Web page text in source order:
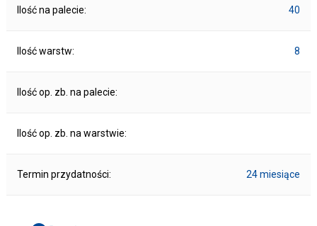
Ilość na palecie: 40
Ilość warstw: 8
Ilość op. zb. na palecie:
Ilość op. zb. na warstwie:
Termin przydatności: 24 miesiące